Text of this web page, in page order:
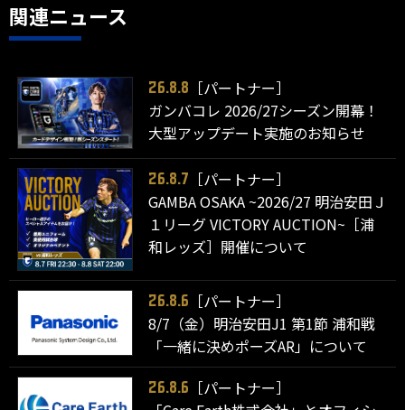
関連ニュース
26.8.8
［パートナー］
ガンバコレ 2026/27シーズン開幕！
大型アップデート実施のお知らせ
26.8.7
［パートナー］
GAMBA OSAKA ~2026/27 明治安田Ｊ
１リーグ VICTORY AUCTION~［浦
和レッズ］開催について
26.8.6
［パートナー］
8/7（金）明治安田J1 第1節 浦和戦
「一緒に決めポーズAR」について
26.8.6
［パートナー］